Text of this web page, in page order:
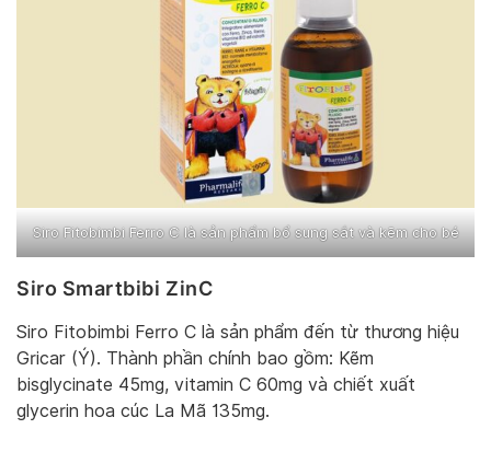
Siro Fitobimbi Ferro C là sản phẩm bổ sung sắt và kẽm cho bé
Siro Smartbibi ZinC
Siro Fitobimbi Ferro C là sản phẩm đến từ thương hiệu
Gricar (Ý). Thành phần chính bao gồm: Kẽm
bisglycinate 45mg, vitamin C 60mg và chiết xuất
glycerin hoa cúc La Mã 135mg.